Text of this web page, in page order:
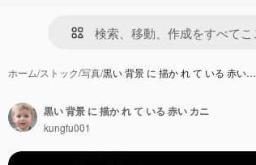
ホーム/ストック/写真/黒い 背景 に 描か れ て いる 赤い…
黒い 背景 に 描か れ て いる 赤い カニ
kungfu001